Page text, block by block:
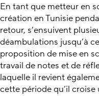
En tant que metteur en
création en Tunisie
retour, s’ensuivent
déambulations jusqu’à
proposition de mise en
travail de notes et de
laquelle il revient
cette période qu’il